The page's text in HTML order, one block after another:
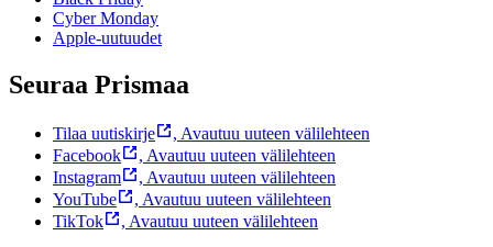
Cyber Monday
Apple-uutuudet
Seuraa Prismaa
Tilaa uutiskirje , Avautuu uuteen välilehteen
Facebook
, Avautuu uuteen välilehteen
Instagram
, Avautuu uuteen välilehteen
YouTube
, Avautuu uuteen välilehteen
TikTok
, Avautuu uuteen välilehteen